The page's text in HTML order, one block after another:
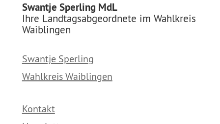
Swantje Sperling MdL
Ihre Landtagsabgeordnete im Wahlkreis
Waiblingen
Swantje Sperling
Wahlkreis Waiblingen
Kontakt